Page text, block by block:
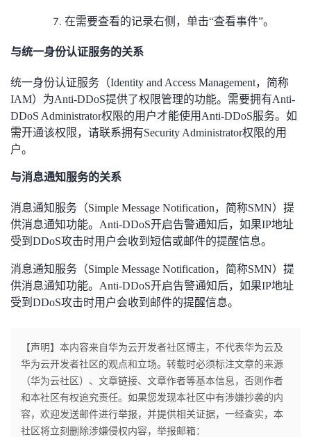
在需要查看的记录右侧，单击“查看事件”。
与统一身份认证服务的关系
统一身份认证服务（Identity and Access Management，简称
IAM）为Anti-DDoS提供了权限管理的功能。需要拥有Anti-
DDoS Administrator权限的用户才能使用Anti-DDoS服务。如
需开通该权限，请联系拥有Security Administrator权限的用
户。
与消息通知服务的关系
消息通知服务（Simple Message Notification，简称SMN）提
供消息通知功能。Anti-DDoS开启告警通知后，如果IP地址
受到DDoS攻击时用户会收到短信或邮件的提醒信息。
消息通知服务（Simple Message Notification，简称SMN）提
供消息通知功能。Anti-DDoS开启告警通知后，如果IP地址
受到DDoS攻击时用户会收到邮件的提醒信息。
【声明】本内容来自华为云开发者社区博主，不代表华为云及
华为云开发者社区的观点和立场。转载时必须标注文章的来源
（华为云社区）、文章链接、文章作者等基本信息，否则作者
和本社区有权追究责任。如果您发现本社区中有涉嫌抄袭的内
容，欢迎发送邮件进行举报，并提供相关证据，一经查实，本
社区将立刻删除涉嫌侵权内容，举报邮箱：